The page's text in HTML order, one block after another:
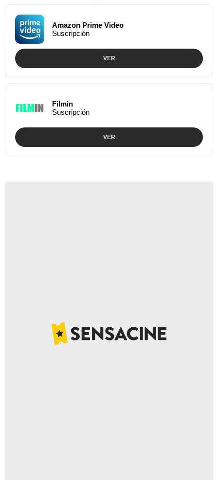
Amazon Prime Video
Suscripción
VER
Filmin
Suscripción
VER